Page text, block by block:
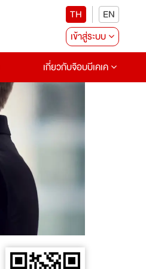
TH
EN
เข้าสู่ระบบ
เกี่ยวกับจ๊อบบีเคเค